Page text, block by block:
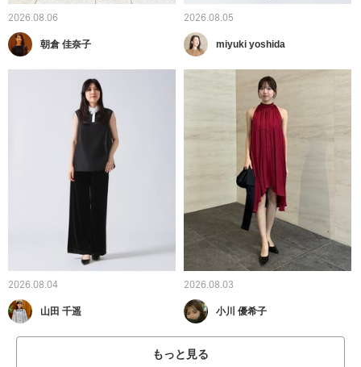
2026.08.06
朝倉 佳奈子
2026.08.05
miyuki yoshida
2026.08.04
山田 千遥
2026.08.03
小川 優希子
もっと見る